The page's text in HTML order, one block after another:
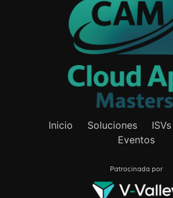
Inicio Soluciones ISVs
Eventos
Patrocinada por